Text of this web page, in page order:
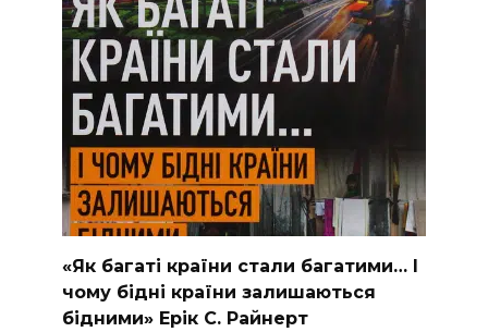
«Як багаті країни стали багатими… І
чому бідні країни залишаються
бідними» Ерік С. Райнерт